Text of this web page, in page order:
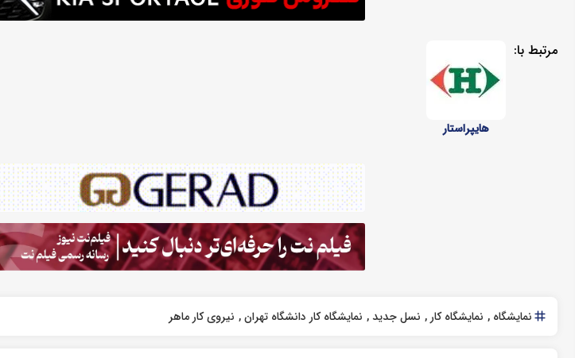
مرتبط با:
هایپراستار
نمایشگاه نمایشگاه کار نسل جدید نمایشگاه کار دانشگاه تهران نیروی کار ماهر